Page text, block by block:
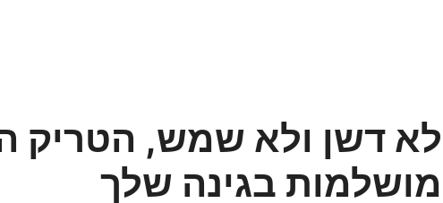
לא דשן ולא שמש, הטריק
מושלמות בגינה שלך